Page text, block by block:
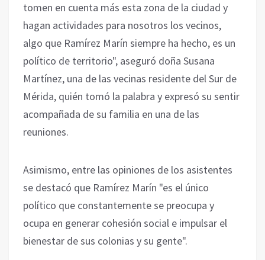
tomen en cuenta más esta zona de la ciudad y
hagan actividades para nosotros los vecinos,
algo que Ramírez Marín siempre ha hecho, es un
político de territorio", aseguró doña Susana
Martínez, una de las vecinas residente del Sur de
Mérida, quién tomó la palabra y expresó su sentir
acompañada de su familia en una de las
reuniones.
Asimismo, entre las opiniones de los asistentes
se destacó que Ramírez Marín "es el único
político que constantemente se preocupa y
ocupa en generar cohesión social e impulsar el
bienestar de sus colonias y su gente".